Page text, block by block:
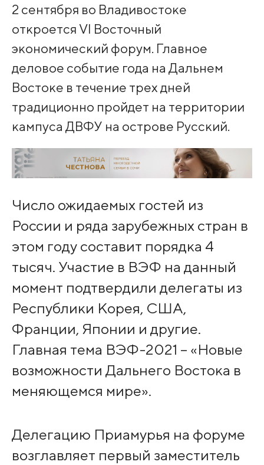
2 сентября во Владивостоке
откроется VI Восточный
экономический форум. Главное
деловое событие года на Дальнем
Востоке в течение трех дней
традиционно пройдет на территории
кампуса ДВФУ на острове Русский.
Число ожидаемых гостей из
России и ряда зарубежных стран в
этом году составит порядка 4
тысяч. Участие в ВЭФ на данный
момент подтвердили делегаты из
Республики Корея, США,
Франции, Японии и другие.
Главная тема ВЭФ-2021 – «Новые
возможности Дальнего Востока в
меняющемся мире».
Делегацию Приамурья на форуме
возглавляет первый заместитель